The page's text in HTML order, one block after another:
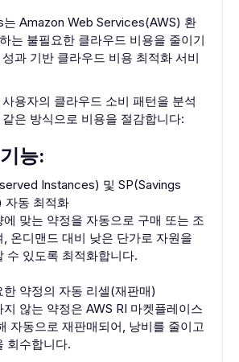
는 Amazon Web Services(AWS) 환
는 불필요한 클라우드 비용을 줄이기
과 기반 클라우드 비용 최적화 서비
용자의 클라우드 소비 패턴을 분석
은 방식으로 비용을 절감합니다:
능:
Instances) 및 SP(Savings
자동 최적화
에 맞는 약정을 자동으로 구매 또는 조
, 온디맨드 대비 낮은 단가로 자원을
수 있도록 최적화합니다.
한 약정의 자동 리셀(재판매)
지 않는 약정은 AWS RI 마켓플레이스
자동으로 재판매되어, 낭비를 줄이고
회수합니다.